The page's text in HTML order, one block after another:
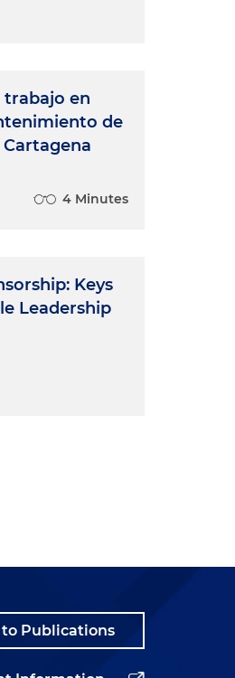
trabajo en
de
4 Minutes
Keys
Leadership
Publications